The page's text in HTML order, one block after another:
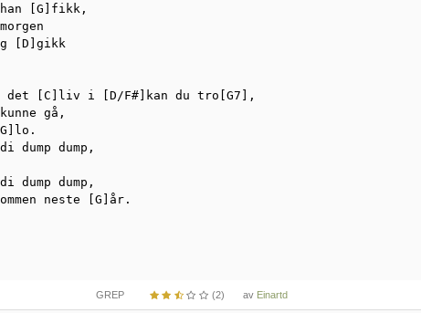
[G]fikk,
[D]gikk
det [C]liv i [D/F#]kan du tro[G7],
gå,
dump dump,
dump dump,
neste [G]år.
GREP (2) av Einartd